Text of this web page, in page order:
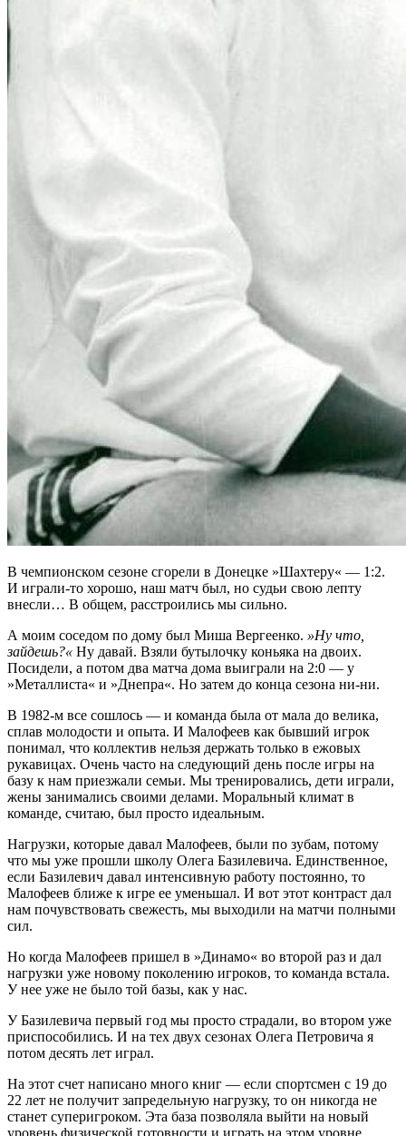
В чемпионском сезоне сгорели в Донецке »Шахтеру« — 1:2.
И играли-то хорошо, наш матч был, но судьи свою лепту
внесли… В общем, расстроились мы сильно.
А моим соседом по дому был Миша Вергеенко. »Ну что,
зайдешь?« Ну давай. Взяли бутылочку коньяка на двоих.
Посидели, а потом два матча дома выиграли на 2:0 — у
»Металлиста« и »Днепра«. Но затем до конца сезона ни-ни.
В 1982-м все сошлось — и команда была от мала до велика,
сплав молодости и опыта. И Малофеев как бывший игрок
понимал, что коллектив нельзя держать только в ежовых
рукавицах. Очень часто на следующий день после игры на
базу к нам приезжали семьи. Мы тренировались, дети играли,
жены занимались своими делами. Моральный климат в
команде, считаю, был просто идеальным.
Нагрузки, которые давал Малофеев, были по зубам, потому
что мы уже прошли школу Олега Базилевича. Единственное,
если Базилевич давал интенсивную работу постоянно, то
Малофеев ближе к игре ее уменьшал. И вот этот контраст дал
нам почувствовать свежесть, мы выходили на матчи полными
сил.
Но когда Малофеев пришел в »Динамо« во второй раз и дал
нагрузки уже новому поколению игроков, то команда встала.
У нее уже не было той базы, как у нас.
У Базилевича первый год мы просто страдали, во втором уже
приспособились. И на тех двух сезонах Олега Петровича я
потом десять лет играл.
На этот счет написано много книг — если спортсмен с 19 до
22 лет не получит запредельную нагрузку, то он никогда не
станет суперигроком. Эта база позволяла выйти на новый
уровень физической готовности и играть на этом уровне